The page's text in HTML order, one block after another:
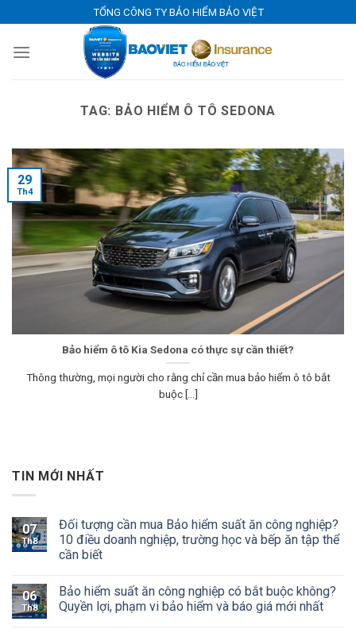
to
content
TỔNG CÔNG TY BẢO HIỂM BẢO VIỆT
TAG: BẢO HIỂM Ô TÔ SEDONA
Bảo hiểm ô tô Kia Sedona có thực sự cần thiết?
Thông thường, mọi người cho rằng chỉ cần mua bảo hiểm ô tô bắt
buộc [...]
29
Th4
TIN MỚI NHẤT
07
Th8
Đối tượng cần mua Bảo hiểm suất ăn công nghiệp?
10 điều doanh nghiệp, trường học và bếp ăn tập thể
cần biết
06
Th8
Bảo hiểm suất ăn công nghiệp có bắt buộc không?
Quyền lợi, phạm vi bảo hiểm và báo giá mới nhất